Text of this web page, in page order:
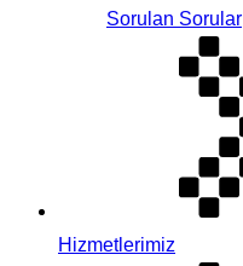
Sorulan Sorular
Hizmetlerimiz